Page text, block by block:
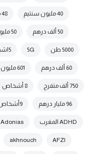
40 مليون سنتيم 48 منتخب
50 ألف درهم 50 مليون سنتيم
5000 طن 5G 5اشخاص
60 ألف درهم 601 مليون
750 ألف متفرج 8 أشخاص
96 مليار درهم 9أشخاص
ADHD المغرب Adonias
AFZI
akhnouch